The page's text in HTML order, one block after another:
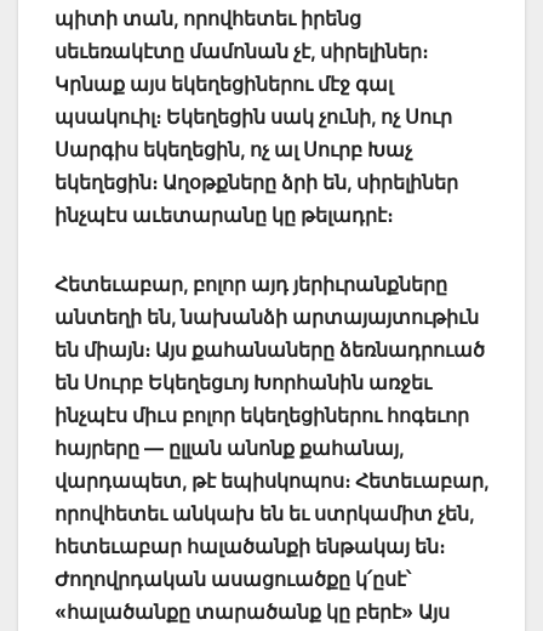
պիտի տան, որովհետեւ իրենց
սեւեռակէտը մամոնան չէ, սիրելիներ։
Կրնաք այս եկեղեցիներու մէջ գալ
պսակուիլ։ Եկեղեցին սակ չունի, ոչ Սուր
Սարգիս եկեղեցին, ոչ ալ Սուրբ Խաչ
եկեղեցին։ Աղօթքները ձրի են, սիրելիներ
ինչպէս աւետարանը կը թելադրէ։
Հետեւաբար, բոլոր այդ յերիւրանքները
անտեղի են, նախանձի արտայայտութիւն
են միայն։ Այս քահանաները ձեռնադրուած
են Սուրբ Եկեղեցւոյ Խորհանին առջեւ
ինչպէս միւս բոլոր եկեղեցիներու հոգեւոր
հայրերը — ըլլան անոնք քահանայ,
վարդապետ, թէ եպիսկոպոս։ Հետեւաբար,
որովհետեւ անկախ են եւ ստրկամիտ չեն,
հետեւաբար հալածանքի ենթակայ են։
Ժողովրդական ասացուածքը կ՛ըսէ՝
«հալածանքը տարածանք կը բերէ» Այս